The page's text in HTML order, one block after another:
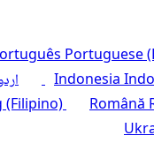
Portuguese
Indonesia
(Filipino) Română